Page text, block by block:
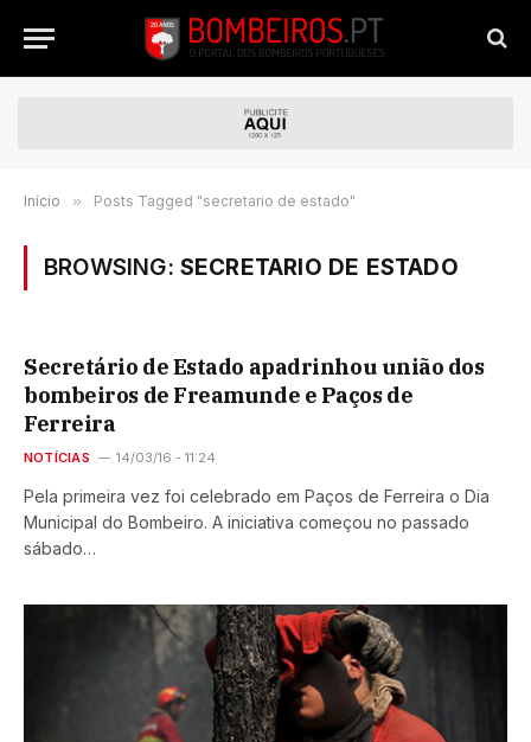
Início » Posts Tagged "secretario de estado"
BROWSING: SECRETARIO DE ESTADO
Secretário de Estado apadrinhou união dos
bombeiros de Freamunde e Paços de
Ferreira
NOTÍCIAS 14/03/16 - 11:24
Pela primeira vez foi celebrado em Paços de Ferreira o Dia
Municipal do Bombeiro. A iniciativa começou no passado
sábado…